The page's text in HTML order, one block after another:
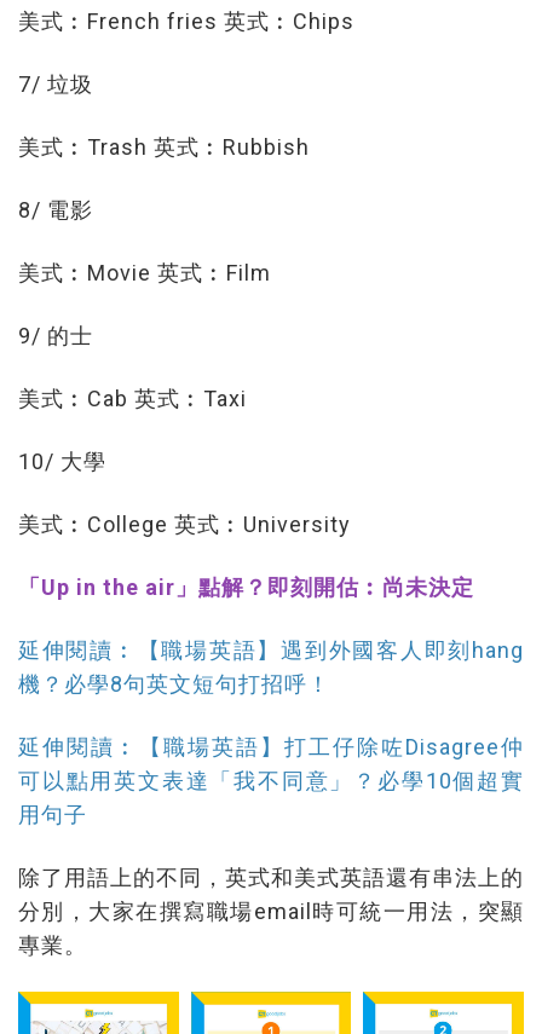
美式︰French fries 英式︰Chips
7/ 垃圾
美式︰Trash 英式︰Rubbish
8/ 電影
美式︰Movie 英式︰Film
9/ 的士
美式︰Cab 英式︰Taxi
10/ 大學
美式︰College 英式︰University
「Up in the air」點解？即刻開估︰尚未決定
延伸閱讀︰【職場英語】遇到外國客人即刻hang
機？必學8句英文短句打招呼！
延伸閱讀︰【職場英語】打工仔除咗Disagree仲
可以點用英文表達「我不同意」？必學10個超實
用句子
除了用語上的不同，英式和美式英語還有串法上的
分別，大家在撰寫職場email時可統一用法，突顯
專業。